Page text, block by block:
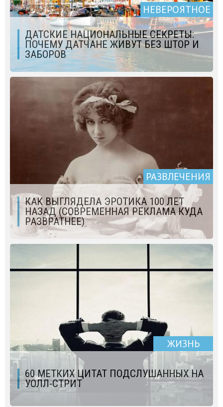
НЕВЕРОЯТНОЕ
ДАТСКИЕ НАЦИОНАЛЬНЫЕ СЕКРЕТЫ:
ПОЧЕМУ ДАТЧАНЕ ЖИВУТ БЕЗ ШТОР И
ЗАБОРОВ
РАЗВЛЕЧЕНИЯ
КАК ВЫГЛЯДЕЛА ЭPOТИКA 100 ЛЕТ
НАЗАД (СОВРЕМЕННАЯ РЕКЛАМА КУДА
РАЗВРАТНЕЕ)
ЖИЗНЬ
60 МЕТКИХ ЦИТАТ ПОДСЛУШАННЫХ НА
УОЛЛ-СТРИТ